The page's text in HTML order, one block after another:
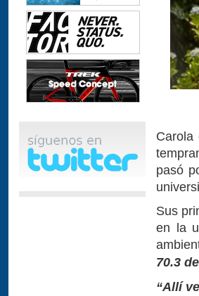
Carola
pasó
Sus
en la
70.3
“Allí